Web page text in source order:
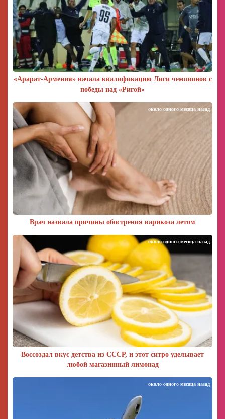
«Арарат‑Армения» начала квалификацию Лиги чемпионов с
победы над «Ригой»
Врач назвала причины обострения варикоза летом
около одного месяца назад
Воссоздал вкус детства из СССР, и этот ситро уделывает
любой магазинный лимонад
около одного месяца назад
около одного месяца назад